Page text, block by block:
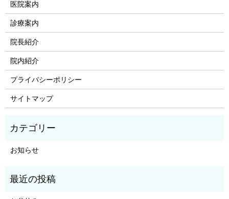
医院案内
診療案内
院長紹介
院内紹介
プライバシーポリシー
サイトマップ
お知らせ